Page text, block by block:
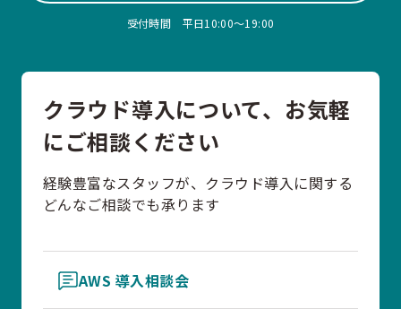
受付時間 平日10:00〜19:00
クラウド導入について、お気軽
にご相談ください
経験豊富なスタッフが、クラウド導入に関する
どんなご相談でも承ります
AWS 導入相談会